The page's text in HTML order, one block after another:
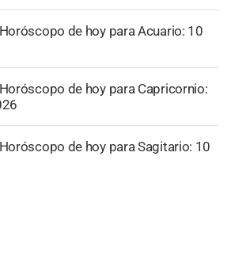
Horóscopo de hoy para Acuario: 10
Horóscopo de hoy para Capricornio:
Horóscopo de hoy para Sagitario: 10